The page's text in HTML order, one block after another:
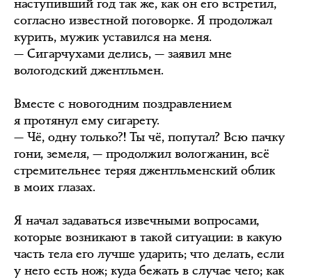
наступивший год так же, как он его встретил,
согласно известной поговорке. Я продолжал
курить, мужик уставился на меня.
— Сигарчухами делись, — заявил мне
вологодский джентльмен.
Вместе с новогодним поздравлением
я протянул ему сигарету.
— Чё, одну только?! Ты чё, попутал? Всю пачку
гони, земеля, — продолжил вологжанин, всё
стремительнее теряя джентльменский облик
в моих глазах.
Я начал задаваться извечными вопросами,
которые возникают в такой ситуации: в какую
часть тела его лучше ударить; что делать, если
у него есть нож; куда бежать в случае чего; как